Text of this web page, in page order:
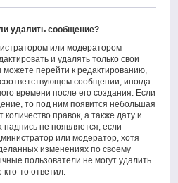
удалить сообщение?
или модератором
и удалять только свои
перейти к редактированию,
сообщении, иногда
времени после его создания. Если
то под ним появится небольшая
правок, а также дату и
не появляется, если
или модератор, хотя
изменениях по своему
пользователи не могут удалить
то ответил.